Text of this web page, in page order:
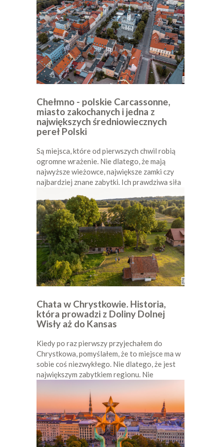
Chełmno - polskie Carcassonne,
miasto zakochanych i jedna z
największych średniowiecznych
pereł Polski
Są miejsca, które od pierwszych chwil robią
ogromne wrażenie. Nie dlatego, że mają
najwyższe wieżowce, największe zamki czy
najbardziej znane zabytki. Ich prawdziwa siła
Chata w Chrystkowie. Historia,
która prowadzi z Doliny Dolnej
Wisły aż do Kansas
Kiedy po raz pierwszy przyjechałem do
Chrystkowa, pomyślałem, że to miejsce ma w
sobie coś niezwykłego. Nie dlatego, że jest
największym zabytkiem regionu. Nie